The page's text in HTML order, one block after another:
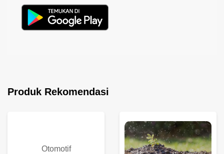
Produk Rekomendasi
Otomotif